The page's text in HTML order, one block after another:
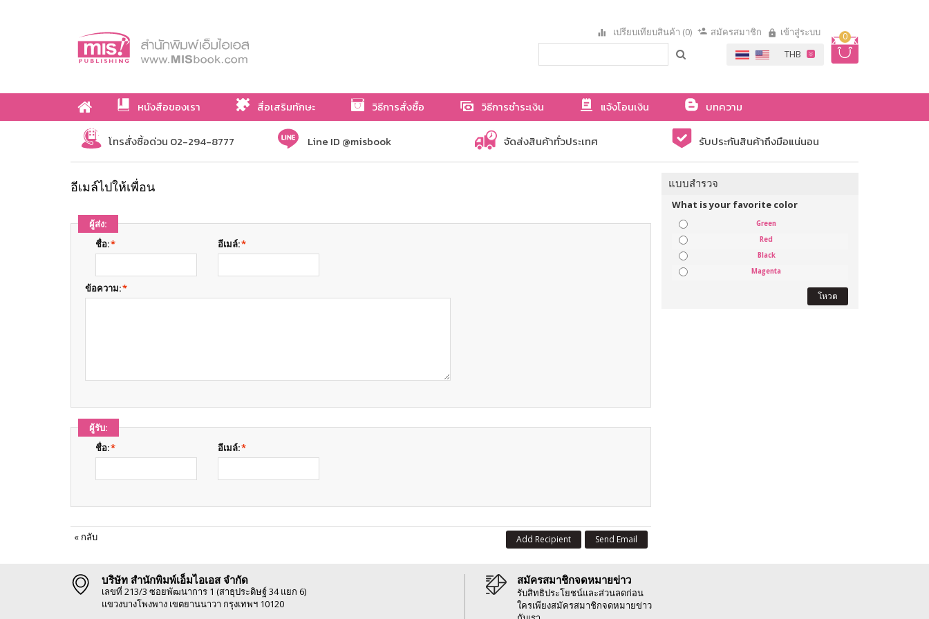
0
เปรียบเทียบสินค้า (0) สมัครสมาชิก เข้าสู่ระบบ
หนังสือของเรา สื่อเสริมทักษะ วิธีการสั่งซื้อ วิธีการชำระเงิน แจ้งโอนเงิน
บทความ
เกี่ยวกับเรา
โทรสั่งซื้อด่วน 02-294-8777 Line ID @misbook จัดส่งสินค้าทั่วประเทศ รับประกันสินค้าถึงมือแน่นอน
อีเมล์ไปให้เพื่อน
ผู้ส่ง:
*
ชื่อ: *
อีเมล์:
*
ข้อความ:
ผู้รับ:
*
ชื่อ: *
อีเมล์:
« กลับ Send Email
Add Recipient
แบบสำรวจ
What is your favorite color
Green
Red
Black
Magenta
โหวต
บริษัท สำนักพิมพ์เอ็มไอเอส จำกัด
เลขที่ 213/3 ซอยพัฒนาการ 1 (สาธุประดิษฐ์ 34 แยก 6)
แขวงบางโพงพาง เขตยานนาวา กรุงเทพฯ 10120
สมัครสมาชิกจดหมายข่าว
รับสิทธิประโยชน์และส่วนลดก่อน
ใครเพียงสมัครสมาชิกจดหมายข่าว